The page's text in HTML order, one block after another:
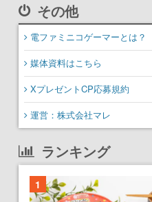
その他
電ファミニコゲーマーとは？
媒体資料はこちら
XプレゼントCP応募規約
運営：株式会社マレ
ランキング
1